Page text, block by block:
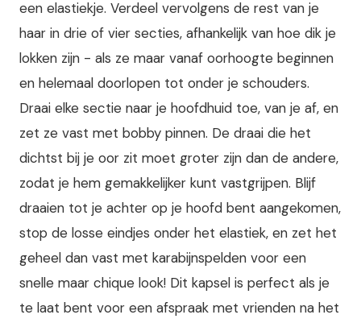
een elastiekje. Verdeel vervolgens de rest van je
haar in drie of vier secties, afhankelijk van hoe dik je
lokken zijn - als ze maar vanaf oorhoogte beginnen
en helemaal doorlopen tot onder je schouders.
Draai elke sectie naar je hoofdhuid toe, van je af, en
zet ze vast met bobby pinnen. De draai die het
dichtst bij je oor zit moet groter zijn dan de andere,
zodat je hem gemakkelijker kunt vastgrijpen. Blijf
draaien tot je achter op je hoofd bent aangekomen,
stop de losse eindjes onder het elastiek, en zet het
geheel dan vast met karabijnspelden voor een
snelle maar chique look! Dit kapsel is perfect als je
te laat bent voor een afspraak met vrienden na het